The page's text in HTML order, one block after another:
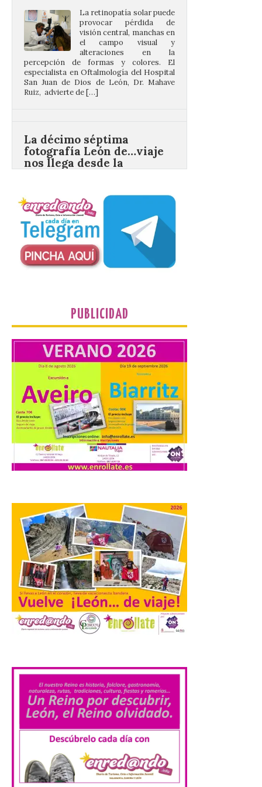
el campo visual y
alteraciones en la
percepción de formas y colores. El
especialista en Oftalmología del Hospital
San Juan de Dios de León, Dr. Mahave
Ruiz, advierte de […]
nos llega desde la
carretera CL 626 con
motivo de la marcha en
defensa de FEVE
Nueva edición de León
de…viaje. Una iniciativa
organizado por la sección
juvenil de la Asociación
Enróllate, la Asociación
Camarzius fest: frente al
macroevento, un festival
cultural transformador
que apuesta por el legado.
6 Ago 2026
Los días 7, 8 y 9 de agosto
de 2026, Camarzana de
Tera volverá a convertirse
en punto de encuentro,
música en directo mueve grandes
fenómenos de […]
El Ayuntamiento de
Cabrillanes analizará,
conforme a la legalidad, la
solicitud para la
celebración del Iberia
Eclipse Festival
Durante la mañana de ayer
miércoles ha sido
registrada en el
Ayuntamiento una
solicitud relacionada con
la celebración de este evento. Ante las
informaciones aparecidas en distintos
medios de comunicación sobre la posible
celebración del denominado Iberia
Eclipse Festival en […]
PUBLICIDAD